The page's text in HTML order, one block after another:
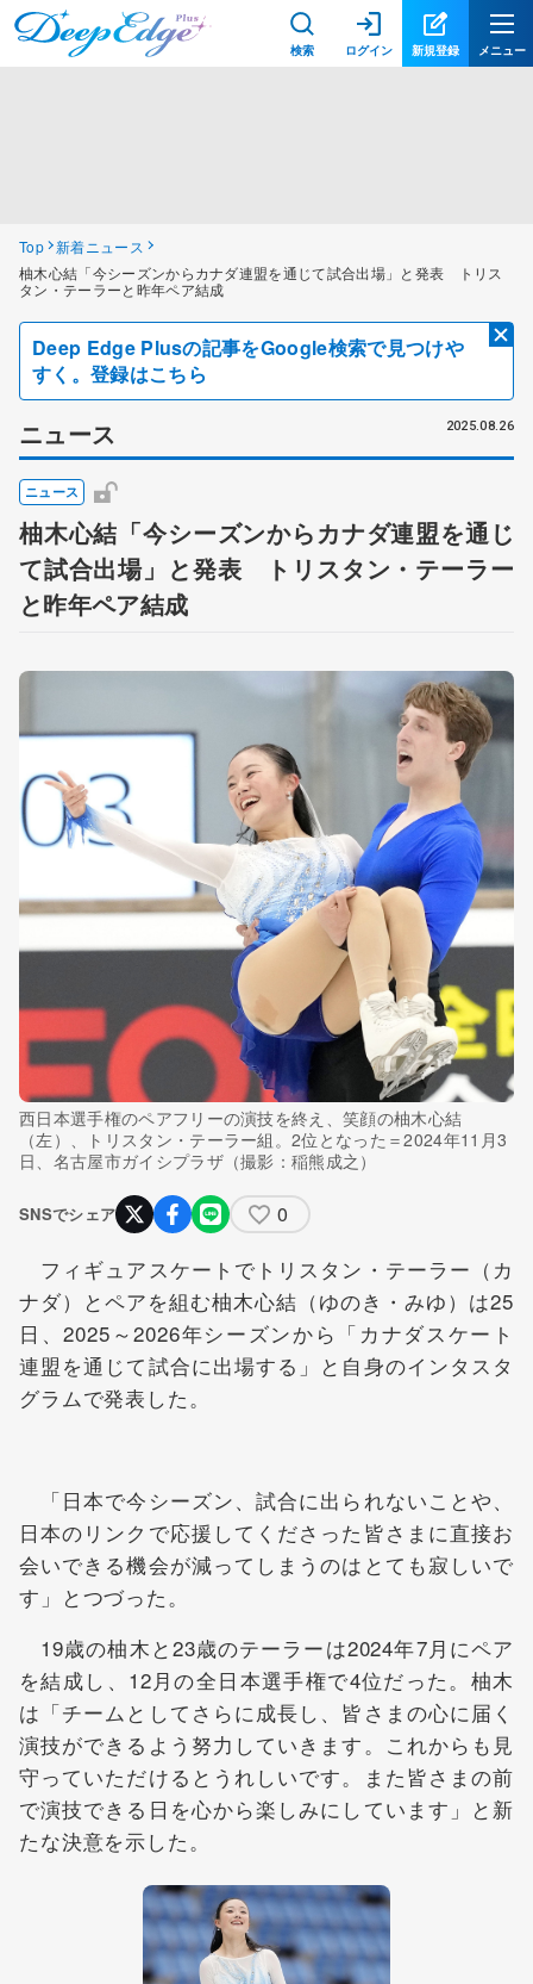
検索 ログイン 新規登録 メニュー
Top 新着ニュース
柚木心結「今シーズンからカナダ連盟を通じて試合出場」と発表 トリス
タン・テーラーと昨年ペア結成
Deep Edge Plusの記事をGoogle検索で見つけや
すく。登録はこちら
ニュース 2025.08.26
ニュース
柚木心結「今シーズンからカナダ連盟を通じ
て試合出場」と発表 トリスタン・テーラー
と昨年ペア結成
西日本選手権のペアフリーの演技を終え、笑顔の柚木心結
（左）、トリスタン・テーラー組。2位となった＝2024年11月3
日、名古屋市ガイシプラザ（撮影：稲熊成之）
SNSでシェア 0
フィギュアスケートでトリスタン・テーラー（カ
ナダ）とペアを組む柚木心結（ゆのき・みゆ）は25
日、2025～2026年シーズンから「カナダスケート
連盟を通じて試合に出場する」と自身のインタスタ
グラムで発表した。
「日本で今シーズン、試合に出られないことや、
日本のリンクで応援してくださった皆さまに直接お
会いできる機会が減ってしまうのはとても寂しいで
す」とつづった。
19歳の柚木と23歳のテーラーは2024年7月にペア
を結成し、12月の全日本選手権で4位だった。柚木
は「チームとしてさらに成長し、皆さまの心に届く
演技ができるよう努力していきます。これからも見
守っていただけるとうれしいです。また皆さまの前
で演技できる日を心から楽しみにしています」と新
たな決意を示した。